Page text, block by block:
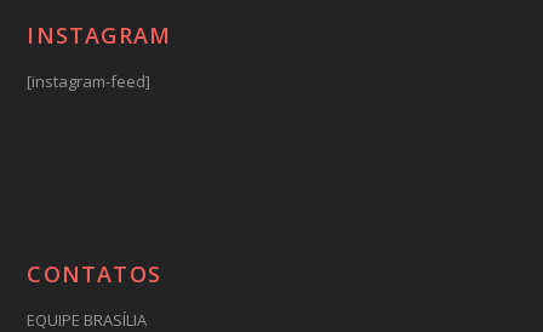
INSTAGRAM
[instagram-feed]
CONTATOS
EQUIPE BRASÍLIA